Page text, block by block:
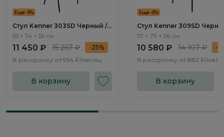
Еще -5%
Стул Kenner 303SD Черный /
Серебристый
55 × 74 × 55 см
11 450 ₽ 15 267 ₽
-25%
В рассрочку от 954 ₽/месяц
В корзину
Еще -5%
Стул Kenner 309SD
Серебристый
57 × 79 × 56 см
10 580 ₽ 14 107 ₽
-
В рассрочку от 882 ₽/
В корзину